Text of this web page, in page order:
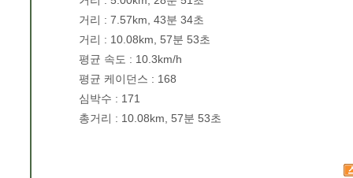
거리 : 7.57km, 43분 34초
거리 : 10.08km, 57분 53초
평균 속도 : 10.3km/h
평균 케이던스 : 168
심박수 : 171
총거리 : 10.08km, 57분 53초